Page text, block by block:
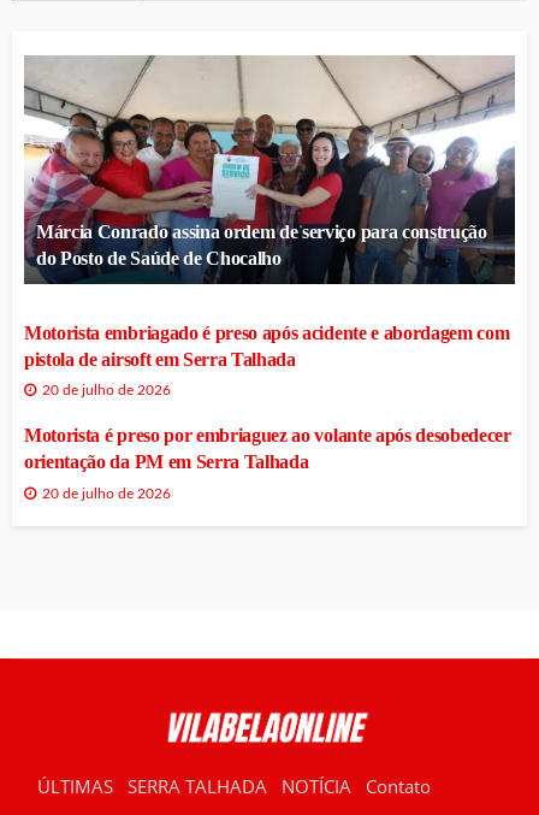
Márcia Conrado assina ordem de serviço para construção
do Posto de Saúde de Chocalho
Motorista embriagado é preso após acidente e abordagem com
pistola de airsoft em Serra Talhada
20 de julho de 2026
Motorista é preso por embriaguez ao volante após desobedecer
orientação da PM em Serra Talhada
20 de julho de 2026
ÚLTIMAS SERRA TALHADA NOTÍCIA Contato